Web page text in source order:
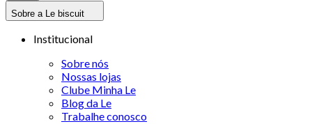
Sobre a Le biscuit
Institucional
Sobre nós
Nossas lojas
Clube Minha Le
Blog da Le
Trabalhe conosco